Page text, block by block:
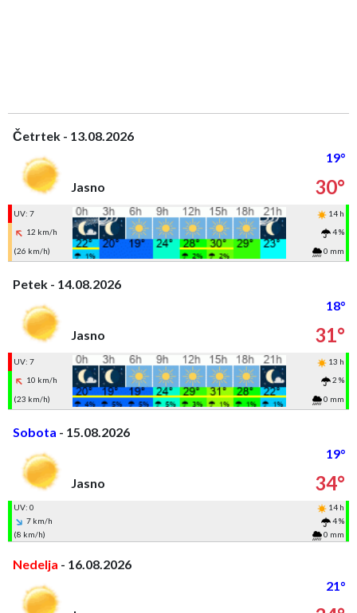
Četrtek - 13.08.2026
19°
Jasno
30°
UV: 7
14 h
12 km/h
4 %
(26 km/h)
0 mm
Petek - 14.08.2026
18°
Jasno
31°
UV: 7
13 h
10 km/h
2 %
(23 km/h)
0 mm
Sobota - 15.08.2026
19°
Jasno
34°
UV: 0
14 h
7 km/h
4 %
(8 km/h)
0 mm
Nedelja - 16.08.2026
21°